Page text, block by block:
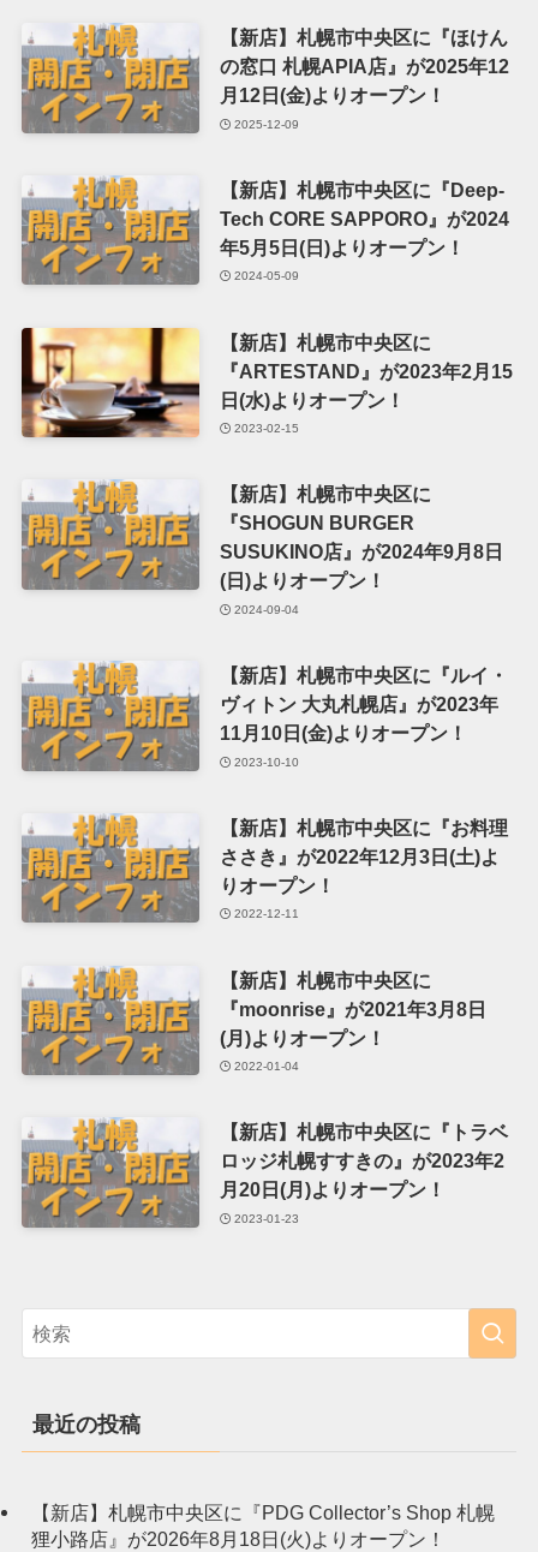
【新店】札幌市中央区に『ほけん
の窓口 札幌APIA店』が2025年12
月12日(金)よりオープン！
2025-12-09
【新店】札幌市中央区に『Deep-
Tech CORE SAPPORO』が2024
年5月5日(日)よりオープン！
2024-05-09
【新店】札幌市中央区に
『ARTESTAND』が2023年2月15
日(水)よりオープン！
2023-02-15
【新店】札幌市中央区に
『SHOGUN BURGER
SUSUKINO店』が2024年9月8日
(日)よりオープン！
2024-09-04
【新店】札幌市中央区に『ルイ・
ヴィトン 大丸札幌店』が2023年
11月10日(金)よりオープン！
2023-10-10
【新店】札幌市中央区に『お料理
ささき』が2022年12月3日(土)よ
りオープン！
2022-12-11
【新店】札幌市中央区に
『moonrise』が2021年3月8日
(月)よりオープン！
2022-01-04
【新店】札幌市中央区に『トラベ
ロッジ札幌すすきの』が2023年2
月20日(月)よりオープン！
2023-01-23
最近の投稿
【新店】札幌市中央区に『PDG Collector’s Shop 札幌
狸小路店』が2026年8月18日(火)よりオープン！